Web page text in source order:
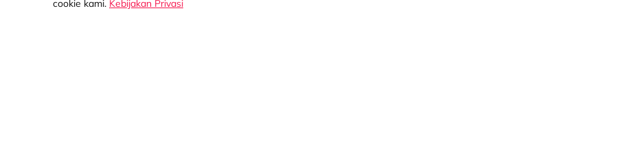
cookie kami. Kebijakan Privasi